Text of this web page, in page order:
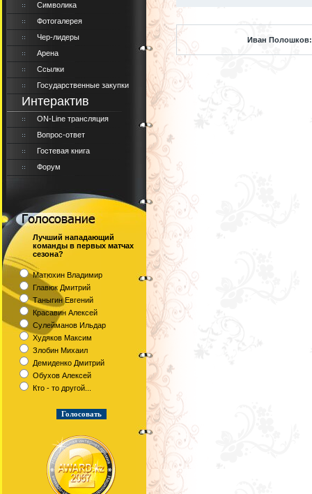
Символика
Фотогалерея
Чер-лидеры
Арена
Ссылки
Государственные закупки
Интерактив
ON-Line трансляция
Вопрос-ответ
Гостевая книга
Форум
Лучший нападающий
команды в первых матчах
сезона?
Матюхин Владимир
Главюк Дмитрий
Таныгин Евгений
Красавин Алексей
Сулейманов Ильдар
Худяков Максим
Злобин Михаил
Демиденко Дмитрий
Обухов Алексей
Кто - то другой...
Иван